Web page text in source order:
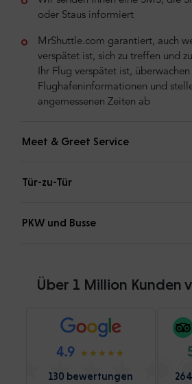
oder Staus informiert
MrShuttle.com garantiert, auch
verspätet ist, sich zu treffen und
Ihr Flug verspätet ist,
Flughafeninformationen und
angemessenen Zeiten ab
Meet & Greet Service
Tür-zu-Tür
PKW und Busse
Über 1 Million Kunden
4.9
130 bewertungen